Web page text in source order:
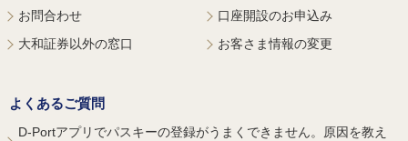
お問合わせ
大和証券以外の窓口
口座開設のお申込み
お客さま情報の変更
よくあるご質問
D-Portアプリでパスキーの登録がうまくできません。原因を教え